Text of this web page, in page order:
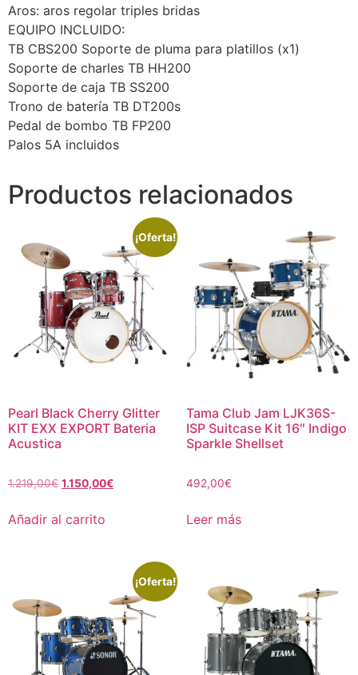
Aros: aros regolar triples bridas
EQUIPO INCLUIDO:
TB CBS200 Soporte de pluma para platillos (x1)
Soporte de charles TB HH200
Soporte de caja TB SS200
Trono de batería TB DT200s
Pedal de bombo TB FP200
Palos 5A incluidos
Productos relacionados
¡Oferta!
Pearl Black Cherry Glitter
KIT EXX EXPORT Bateria
Acustica
1.219,00€ 1.150,00€
Añadir al carrito
Tama Club Jam LJK36S-
ISP Suitcase Kit 16″ Indigo
Sparkle Shellset
492,00€
Leer más
¡Oferta!